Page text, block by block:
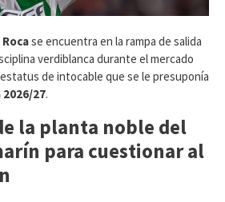
Rocase encuentra en la rampa de salida
verdiblanca durante el mercado
de intocable que se le presuponía
27.
la planta noble del
para cuestionar al